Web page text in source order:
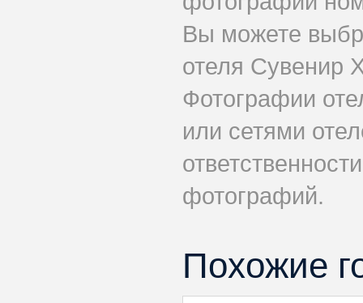
Вы можете
отеля Сувенир
Фотографии
или сетями
фотографий.
Похожие